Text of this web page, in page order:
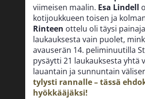
viimeisen maalin. Esa Lindell
kotijoukkueen toisen ja
Rinteen ottelu oli täysi
laukauksesta vain puolet,
avauserän 14. peliminuutilla
pysäytti 21 laukauksesta yhtä
lauantain ja sunnuntain
tylysti rannalle – tässä
hyökkääjäksi!